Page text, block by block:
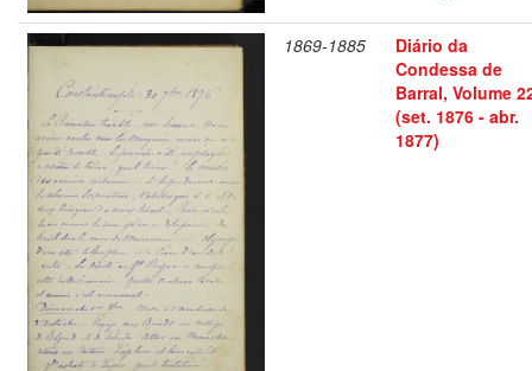
1869-1885
Diário da
Condessa de
Barral, Volume
(set. 1876 - abr.
1877)